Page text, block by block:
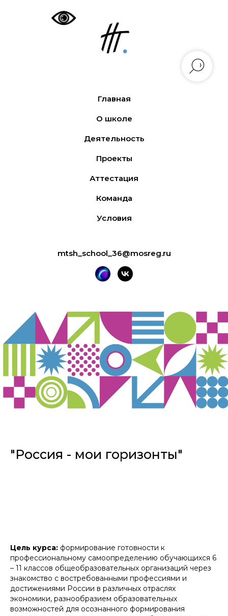
Главная
О школе
Деятельность
Проекты
Аттестация
Команда
Условия
mtsh_school_36@mosreg.ru
"Россия - мои горизонты"
Цель курса: формирование готовности к
профессиональному самоопределению обучающихся 6
– 11 классов общеобразовательных организаций через
знакомство с востребованными профессиями и
достижениями России в различных отраслях
экономики, разнообразием образовательных
возможностей для осознанного формирования